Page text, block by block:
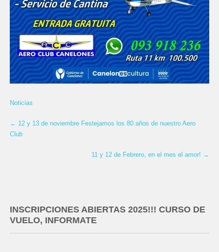
Noticias
← 12 y 13 de noviembre Festejamos los 80 años de nuestro Aero
Club
11 y 12 de Febrero, en el mes el amor! →
INSCRIPCIONES ABIERTAS 2025!!! CURSO DE
VUELO, INFORMATE